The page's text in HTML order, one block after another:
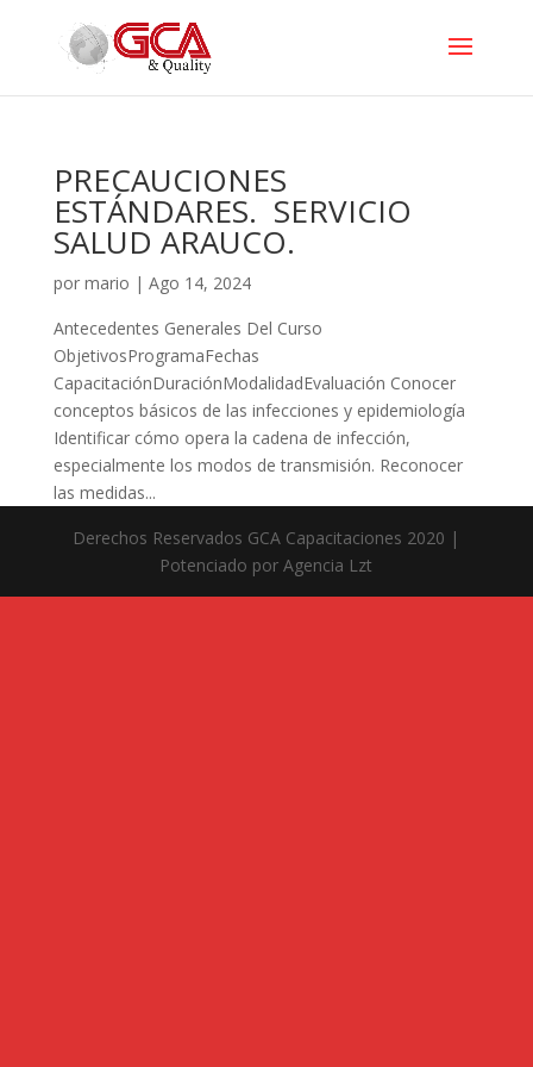
PRECAUCIONES
ESTÁNDARES. SERVICIO
SALUD ARAUCO.
por mario | Ago 14, 2024
Antecedentes Generales Del Curso
ObjetivosProgramaFechas
CapacitaciónDuraciónModalidadEvaluación Conocer
conceptos básicos de las infecciones y epidemiología
Identificar cómo opera la cadena de infección,
especialmente los modos de transmisión. Reconocer
las medidas...
Derechos Reservados GCA Capacitaciones 2020 |
Potenciado por Agencia Lzt